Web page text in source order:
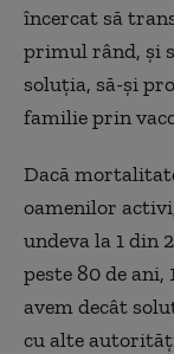
încercat să
primul rând, și
soluția, să-și
familie prin
Dacă
oamenilor
undeva la 1 din
peste 80 de ani,
avem decât
cu alte